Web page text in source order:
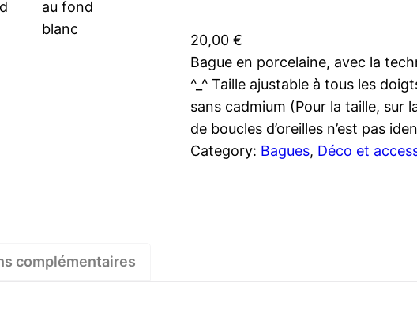
20,00 €
Bague en porcelaine, avec la
^_^ Taille ajustable à tous les
sans cadmium (Pour la taille, sur
de boucles d’oreilles n’est pas
Category: Bagues, Déco et
complémentaires